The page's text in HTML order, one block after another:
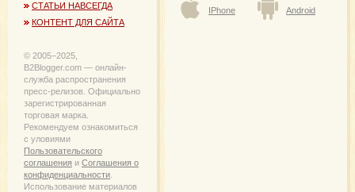
СТАТЬИ НАВСЕГДА
КОНТЕНТ ДЛЯ САЙТА
© 2005−2025,
B2Blogger.com — онлайн-
служба распространения
пресс-релизов. Официально
зарегистрированная
торговая марка.
Рекомендуем ознакомиться
с уловиями
Пользовательского
соглашения и Соглашения о
конфиденциальности
Использование материалов
IPhone Android